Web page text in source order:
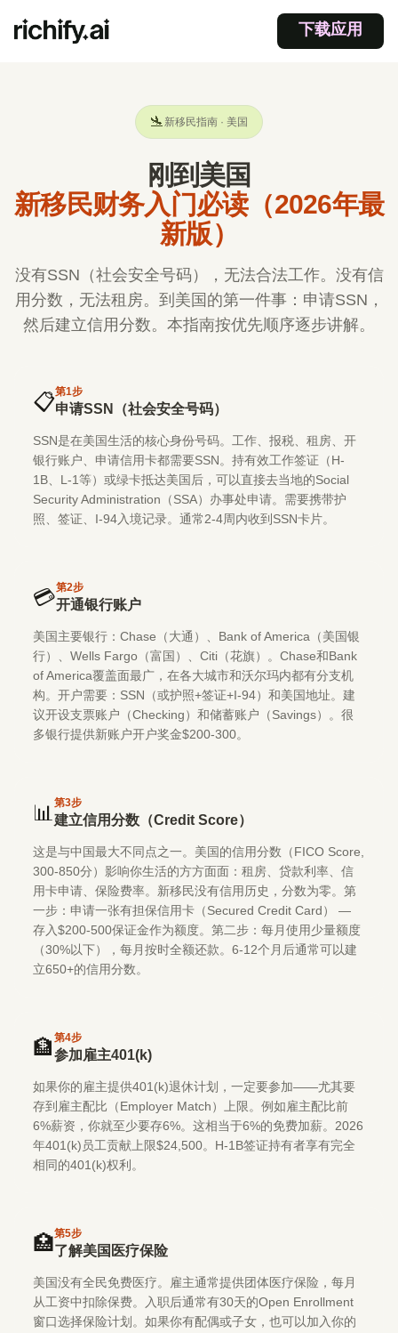
下载应用
🛬 新移民指南 · 美国
刚到美国
新移民财务入门必读（2026年最
新版）
没有SSN（社会安全号码），无法合法工作。没有信
用分数，无法租房。到美国的第一件事：申请SSN，
然后建立信用分数。本指南按优先顺序逐步讲解。
📋第1步
申请SSN（社会安全号码）
SSN是在美国生活的核心身份号码。工作、报税、租房、开
银行账户、申请信用卡都需要SSN。持有效工作签证（H-
1B、L-1等）或绿卡抵达美国后，可以直接去当地的Social
Security Administration（SSA）办事处申请。需要携带护
照、签证、I-94入境记录。通常2-4周内收到SSN卡片。
💳第2步
开通银行账户
美国主要银行：Chase（大通）、Bank of America（美国银
行）、Wells Fargo（富国）、Citi（花旗）。Chase和Bank
of America覆盖面最广，在各大城市和沃尔玛内都有分支机
构。开户需要：SSN（或护照+签证+I-94）和美国地址。建
议开设支票账户（Checking）和储蓄账户（Savings）。很
多银行提供新账户开户奖金$200-300。
📊 第3步
建立信用分数（Credit Score）
这是与中国最大不同点之一。美国的信用分数（FICO Score,
300-850分）影响你生活的方方面面：租房、贷款利率、信
用卡申请、保险费率。新移民没有信用历史，分数为零。第
一步：申请一张有担保信用卡（Secured Credit Card） —
存入$200-500保证金作为额度。第二步：每月使用少量额度
（30%以下），每月按时全额还款。6-12个月后通常可以建
立650+的信用分数。
🏦 第4步
参加雇主401(k)
如果你的雇主提供401(k)退休计划，一定要参加——尤其要
存到雇主配比（Employer Match）上限。例如雇主配比前
6%薪资，你就至少要存6%。这相当于6%的免费加薪。2026
年401(k)员工贡献上限$24,500。H-1B签证持有者享有完全
相同的401(k)权利。
🏥第5步
了解美国医疗保险
美国没有全民免费医疗。雇主通常提供团体医疗保险，每月
从工资中扣除保费。入职后通常有30天的Open Enrollment
窗口选择保险计划。如果你有配偶或子女，也可以加入你的